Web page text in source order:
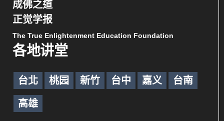
成佛之道
正觉学报
The True Enlightenment Education Foundation
各地讲堂
台北 桃园 新竹 台中 嘉义 台南
高雄